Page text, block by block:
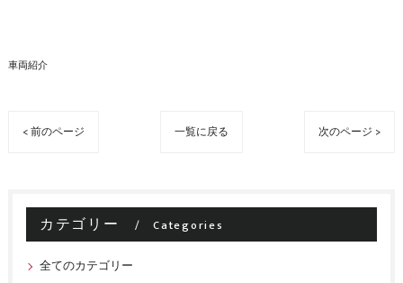
車両紹介
< 前のページ 一覧に戻る 次のページ >
カテゴリー Categories
全てのカテゴリー